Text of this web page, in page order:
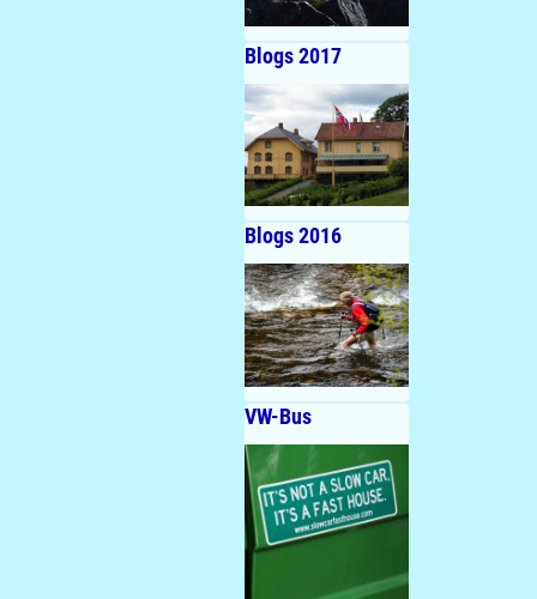
Blogs 2017
Blogs 2016
VW-Bus